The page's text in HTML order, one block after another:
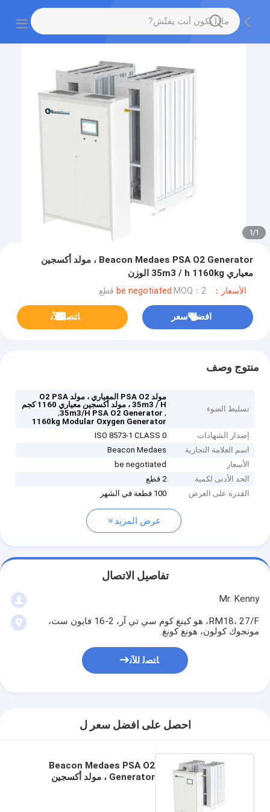
1
/
1
Beacon Medaes PSA O2 Generator ، مولد أكسجين
معياري 35m3 / h 1160kg الوزن
الأسعار：be negotiated MOQ：2 قطع
افضل سعر ﺎﺘﺼﻟ ﺍﻶﻧ
منتوج وصف
تسليط الضوء
مولد PSA O2 المعياري ، مولد O2 PSA
35m3 / H ، مولد أكسجين معياري 1160 كجم
,
35m3/H PSA O2 Generator
,
1160kg Modular Oxygen Generator
إصدار الشهادات
ISO 8573-1 CLASS 0
اسم العلامة التجارية
Beacon Medaes
الأسعار
be negotiated
الحد الأدنى لكمية
2 قطع
القدرة على العرض
100 قطعة في الشهر
عرض المزيد
تفاصيل الاتصال
Mr. Kenny
RM18، 27/F، هو كينغ كوم سي تي آر، 2-16 فايون ست،
مونجوك كولون، هونغ كونغ.
ﺎﺘﺼﻟ ﺍﻶﻧ
احصل على افضل سعر ل
Beacon Medaes PSA O2
Generator ، مولد أكسجين